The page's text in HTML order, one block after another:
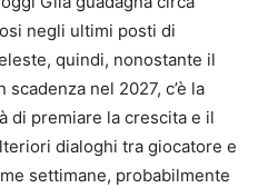
negli ultimi posti di
quindi, nonostante il
nel 2027, c’è la
di premiare la crescita e il
dialoghi tra giocatore e
settimane, probabilmente